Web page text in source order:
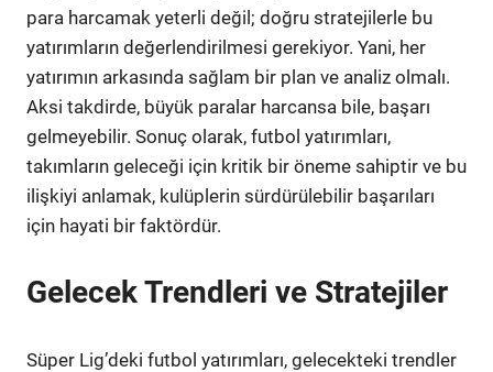
para harcamak yeterli değil; doğru stratejilerle bu
yatırımların değerlendirilmesi gerekiyor. Yani, her
yatırımın arkasında sağlam bir plan ve analiz olmalı.
Aksi takdirde, büyük paralar harcansa bile, başarı
gelmeyebilir. Sonuç olarak, futbol yatırımları,
takımların geleceği için kritik bir öneme sahiptir ve bu
ilişkiyi anlamak, kulüplerin sürdürülebilir başarıları
için hayati bir faktördür.
Gelecek Trendleri ve Stratejiler
Süper Lig’deki futbol yatırımları, gelecekteki trendler